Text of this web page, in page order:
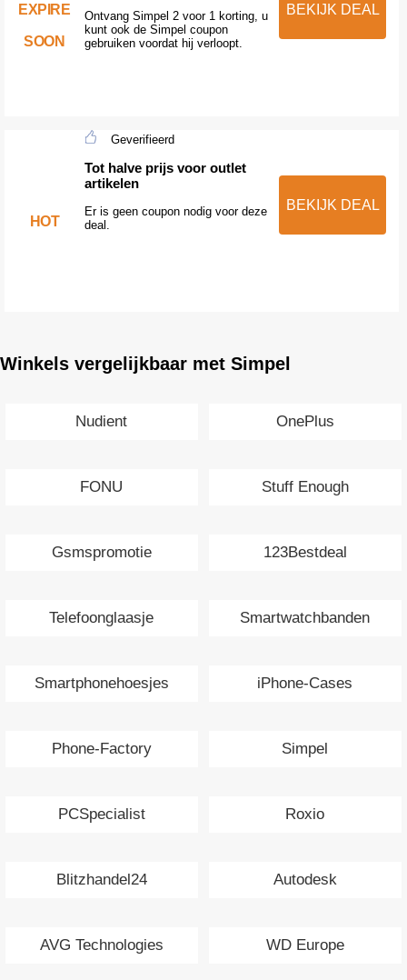
EXPIRE
SOON
Ontvang Simpel 2 voor 1 korting, u
kunt ook de Simpel coupon
gebruiken voordat hij verloopt.
BEKIJK DEAL
HOT
Geverifieerd
Tot halve prijs voor outlet
artikelen
Er is geen coupon nodig voor deze
deal.
BEKIJK DEAL
Winkels vergelijkbaar met Simpel
Nudient OnePlus
FONU Stuff Enough
Gsmspromotie 123Bestdeal
Telefoonglaasje Smartwatchbanden
Smartphonehoesjes iPhone-Cases
Phone-Factory Simpel
PCSpecialist Roxio
Blitzhandel24 Autodesk
AVG Technologies WD Europe